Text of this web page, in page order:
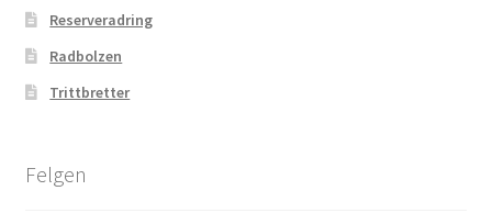
Reserveradring
Radbolzen
Trittbretter
Felgen